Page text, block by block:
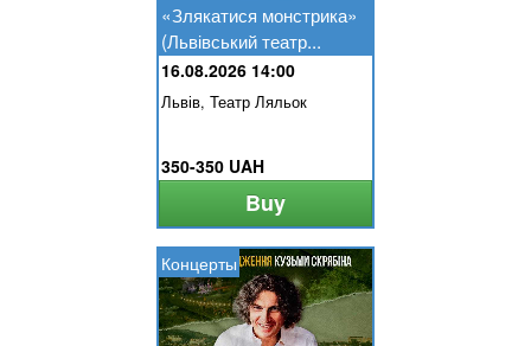
«Злякатися монстрика»
(Львівський театр...
16.08.2026 14:00
Львів, Театр Ляльок
350-350 UAH
Buy
Концерты